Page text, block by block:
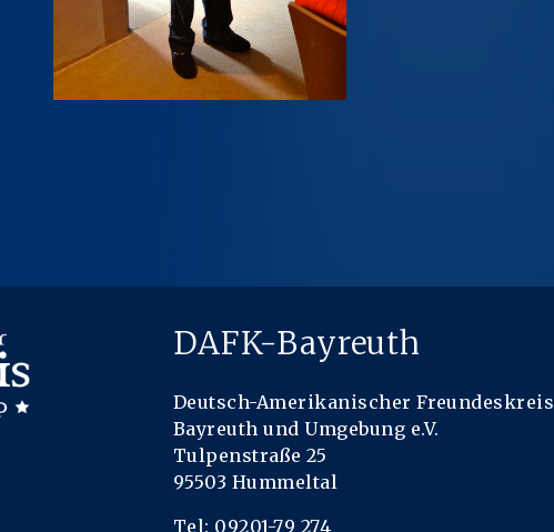
DAFK-Bayreuth
Deutsch-Amerikanischer Freundeskreis
Bayreuth und Umgebung e.V.
Tulpenstraße 25
95503 Hummeltal
Tel: 09201-79 274